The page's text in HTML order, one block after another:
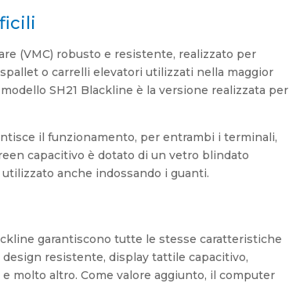
(VMC) robusto e resistente, realizzato per
o carrelli elevatori utilizzati nella maggior
SH21 Blackline è la versione realizzata per
il funzionamento, per entrambi i terminali,
capacitivo è dotato di un vetro blindato
anche indossando i guanti.
garantiscono tutte le stesse caratteristiche
resistente, display tattile capacitivo,
molto altro. Come valore aggiunto, il computer